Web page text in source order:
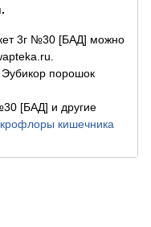
3г №30 [БАД] можно
порошок
[БАД] и другие
кишечника